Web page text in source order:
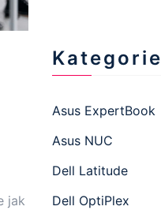
jak
Kategorie
Asus ExpertBook
Asus NUC
Dell Latitude
Dell OptiPlex